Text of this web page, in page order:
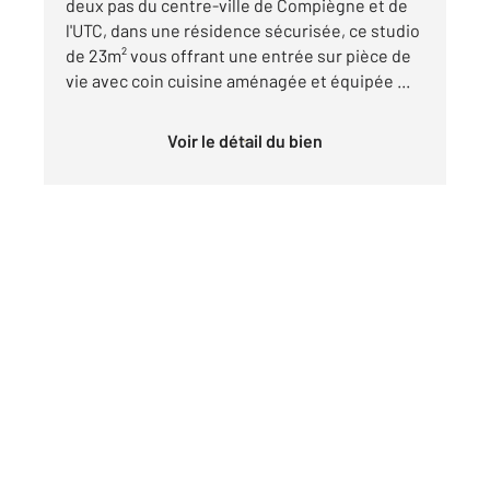
deux pas du centre-ville de Compiègne et de
l'UTC, dans une résidence sécurisée, ce studio
de 23m² vous offrant une entrée sur pièce de
vie avec coin cuisine aménagée et équipée ...
Voir le détail du bien